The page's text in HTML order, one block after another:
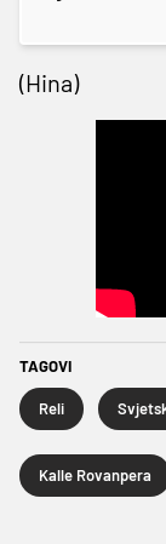
(Hina)
TAGOVI
Reli
Kalle Rovanpera